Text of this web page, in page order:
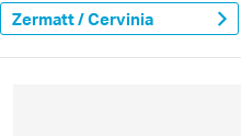
Zermatt / Cervinia